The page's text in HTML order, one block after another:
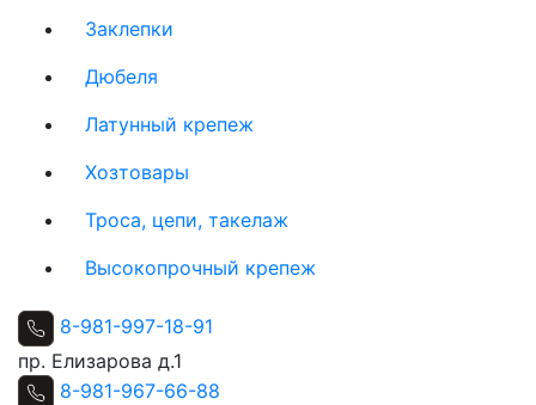
Заклепки
Дюбеля
Латунный крепеж
Хозтовары
Троса, цепи, такелаж
Высокопрочный крепеж
8-981-997-18-91
пр. Елизарова д.1
8-981-967-66-88